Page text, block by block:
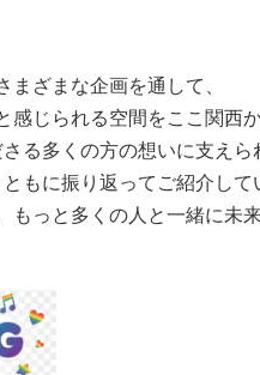
ざまな企画を通して、
じられる空間をここ関西
多くの方の想いに支えら
もに振り返ってご紹介して
っと多くの人と一緒に未